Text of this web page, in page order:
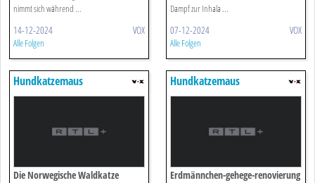
nimmt sich während ...
14-12-2024 VOX
Alle Folgen
Dampf zur Inhala ...
07-12-2024 VOX
Alle Folgen
Hundkatzemaus
Die Norwegische Waldkatze
Hundkatzemaus
Erdmännchen-gehege-renovierung